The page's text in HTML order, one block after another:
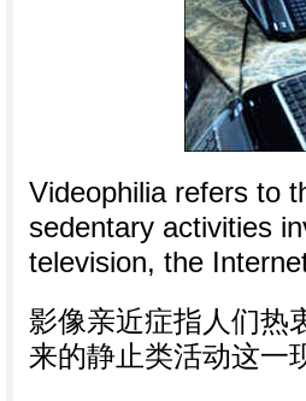
Videophilia refers to
sedentary activities
television, the
影像亲近症指人们热
来的静止类活动这一